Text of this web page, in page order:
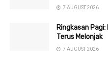
7 AUGUST 2026
Ringkasan
Terus Melonjak
7 AUGUST 2026